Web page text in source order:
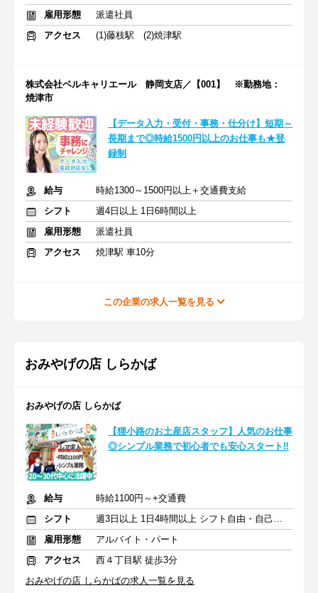
雇用形態
派遣社員
アクセス
(1)藤枝駅 (2)焼津駅
株式会社ベルキャリエール 静岡支店／【001】 ※勤務地：
焼津市
【データ入力・受付・事務・仕分け】短期～
長期まで◎時給1500円以上のお仕事も★登
録制
給与
時給1300～1500円以上＋交通費支給
シフト
週4日以上 1日6時間以上
雇用形態
派遣社員
アクセス
焼津駅 車10分
この企業の求人一覧を見る
おみやげの店 しらかば
おみやげの店 しらかば
【狸小路のお土産店スタッフ】人気のお仕事
◎シンプル業務で初心者でも安心スタート‼
給与
時給1100円～+交通費
シフト
週3日以上 1日4時間以上 シフト自由・自己申告
雇用形態
アルバイト・パート
アクセス
西４丁目駅 徒歩3分
おみやげの店 しらかばの求人一覧を見る